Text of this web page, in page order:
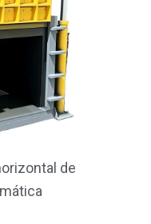
de